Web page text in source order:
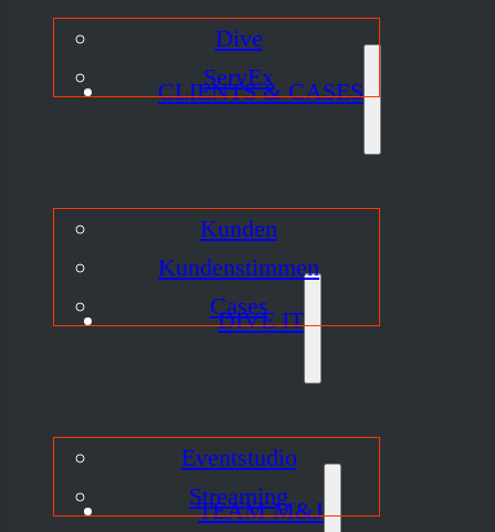
Dive
ServEx
CLIENTS & CASES
Kunden
Kundenstimmen
Cases
DIVE IT
Eventstudio
Streaming
TEAM M&J